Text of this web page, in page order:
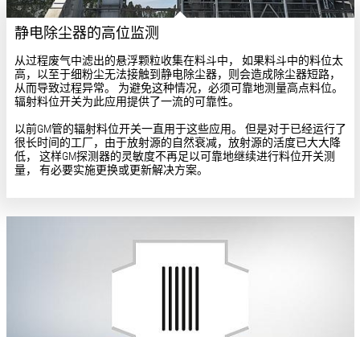
静电除尘器的高位监测
从过程废气中滤出的悬浮颗粒收集在料斗中， 如果料斗中的料位太
高，以至于细粉尘无法接触到静电除尘器，则会造成除尘器短路，
从而导致过程异常。 为避免这种情况，必须可靠地测量高点料位。
辐射料位开关为此应用提供了一流的可靠性。
以前GM管的辐射料位开关一直用于这些应用。 但是对于已经运行了
很长时间的工厂，由于放射源的自然衰减，放射源的活度已大大降
低， 这样GM探测器的灵敏度不再足以可靠地继续进行料位开关测
量， 有必要实施更换或更新解决方案。